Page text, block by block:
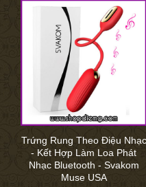
Trứng Rung Theo Điệu Nhạc
- Kết Hợp Làm Loa Phát
Nhạc Bluetooth - Svakom
Muse USA